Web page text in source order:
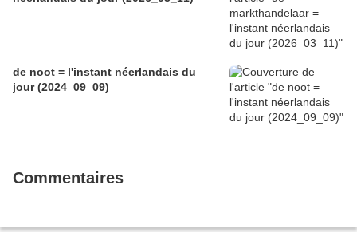
de noot = l'instant néerlandais du
jour (2024_09_09)
Commentaires